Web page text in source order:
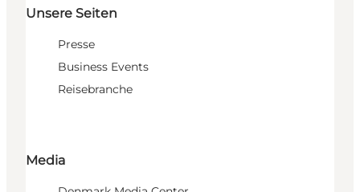
Unsere Seiten
Presse
Business Events
Reisebranche
Media